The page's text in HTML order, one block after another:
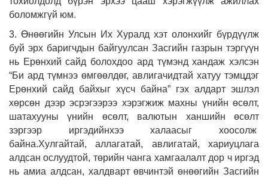
боломжгүй юм.
3. Өнөөгийн Улсын Их Хуралд хэт олонхийг бүрдүүлж
буй эрх баригчдын байгуулсан Засгийн газрын тэргүүн
нь Ерөнхий сайд болохдоо ард түмэнд хандаж хэлсэн
“Би ард түмнээ өмгөөлдөг, авлигачидтай хатуу тэмцдэг
Ерөнхий сайд байхыг хүсч байна” гэх алдарт эшлэл
хөрсөн дээр эсрэгээрээ хэрэгжиж махны үнийн өсөлт,
шатахууны үнийн өсөлт, валютын ханшийн өсөлт
зэргээр иргэдийнхээ халаасыг хоосолж
байна.Хулгайтай, аллагатай, авлигатай, хариуцлага
алдсан ослуудтой, төрийн чанга хамгаалалт дор ч иргэд
нь амиа алдсан, халдварт өвчинтэй өнөөгийн Засгийн